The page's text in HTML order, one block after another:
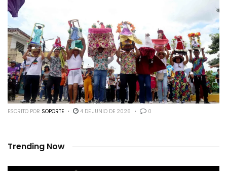
ESCRITO POR SOPORTE 4 DE JUNIO DE 2026 0
Trending Now